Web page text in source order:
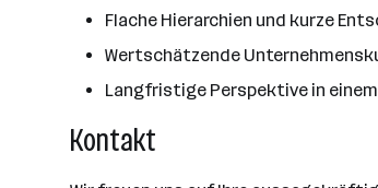
Flache Hierarchien und kurze
Wertschätzende
Langfristige Perspektive in
Kontakt